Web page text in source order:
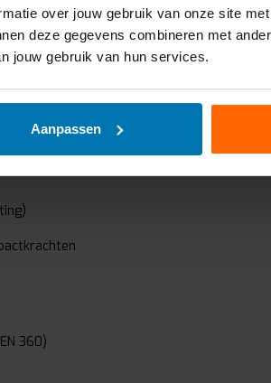
over jouw gebruik van onze site
deze gegevens combineren met
jouw gebruik van hun services.
Aanpassen
val
360)
worden.
voldoet
€52,00